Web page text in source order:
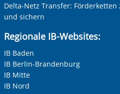
Delta-Netz Transfer:
und sichern
Regionale IB-Websites:
IB Baden
IB Berlin-Brandenburg
IB Mitte
IB Nord